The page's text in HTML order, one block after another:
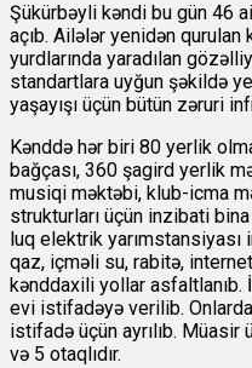
Şükürbəyli kəndi bu gün 46
açıb. Ailələr yenidən
yurdlarında yaradılan
standartlara uyğun şəkildə
yaşayışı üçün bütün zəruri
Kənddə hər biri 80 yerlik
bağçası, 360 şagird yerlik
musiqi məktəbi, klub-icma
strukturları üçün inzibati
luq elektrik
qaz, içməli su, rabitə, internet
kənddaxili yollar asfaltlanıb.
evi istifadəyə verilib.
istifadə üçün ayrılıb. Müasir
və 5 otaqlıdır.